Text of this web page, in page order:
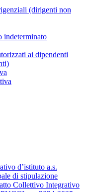
(dirigenti non
indeterminato
ai dipendenti
d’istituto a.s.
di stipulazione
Collettivo Integrativo